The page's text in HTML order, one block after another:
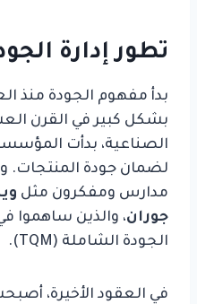
تطور إدارة
بدأ مفهوم الجودة منذ
بشكل كبير في القرن
الصناعية، بدأت
لضمان جودة المنتجات.
مدارس ومفكرون مثل
جوران، والذين ساهموا
الجودة الشاملة (TQM).
في العقود الأخيرة،